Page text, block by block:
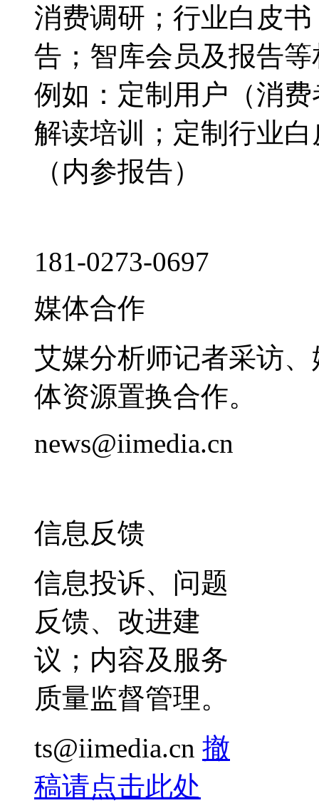
消费调研；行业白皮
告；智库会员及报告
例如：定制用户（消
解读培训；定制行业
（内参报告）
181-0273-0697
媒体合作
艾媒分析师记者采访
体资源置换合作。
news@iimedia.cn
信息反馈
信息投诉、问题
反馈、改进建
议；内容及服务
质量监督管理。
ts@iimedia.cn 撤
稿请点击此处